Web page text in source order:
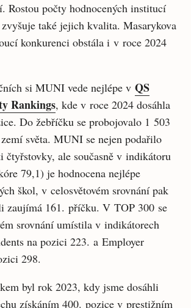
Rostou počty hodnocených institucí
také jejich kvalita. Masarykova
konkurenci obstála i v roce 2024
si MUNI vede nejlépe v QS
Rankings, kde v roce 2024 dosáhla
Do žebříčku se probojovalo 1 503
světa. MUNI se nejen podařilo
čtyřstovky, ale současně v indikátoru
79,1) je hodnocena nejlépe
škol, v celosvětovém srovnání pak
zaujímá 161. příčku. V TOP 300 se
srovnání umístila v indikátorech
na pozici 223. a Employer
298.
byl rok 2023, kdy jsme dosáhli
získáním 400. pozice v prestižním